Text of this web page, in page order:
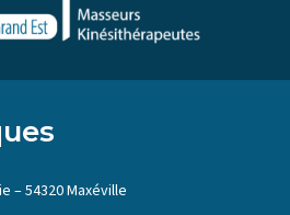
– 54320 Maxéville